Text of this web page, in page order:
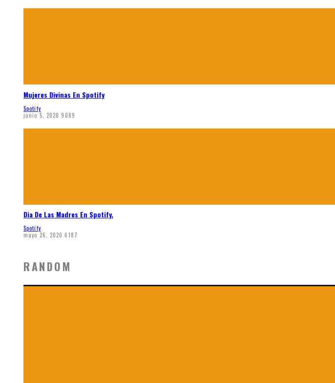
Mujeres Divinas En Spotify
Spotify
junio 5, 2020 9089
Dia De Las Madres En Spotify.
Spotify
mayo 26, 2020 6187
RANDOM